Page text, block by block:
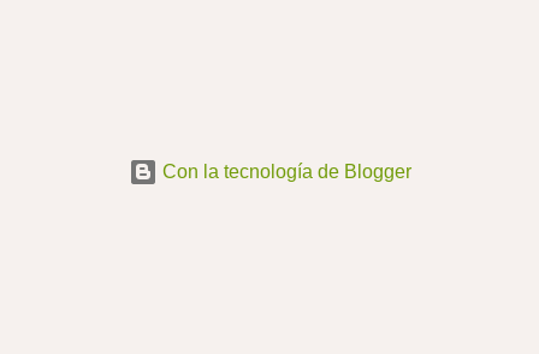
Con la tecnología de Blogger